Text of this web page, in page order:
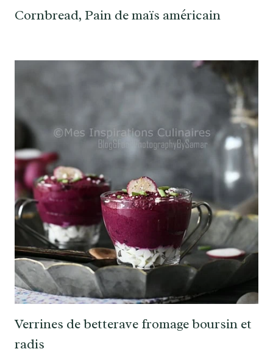
Cornbread, Pain de maïs américain
Verrines de betterave fromage boursin et
radis